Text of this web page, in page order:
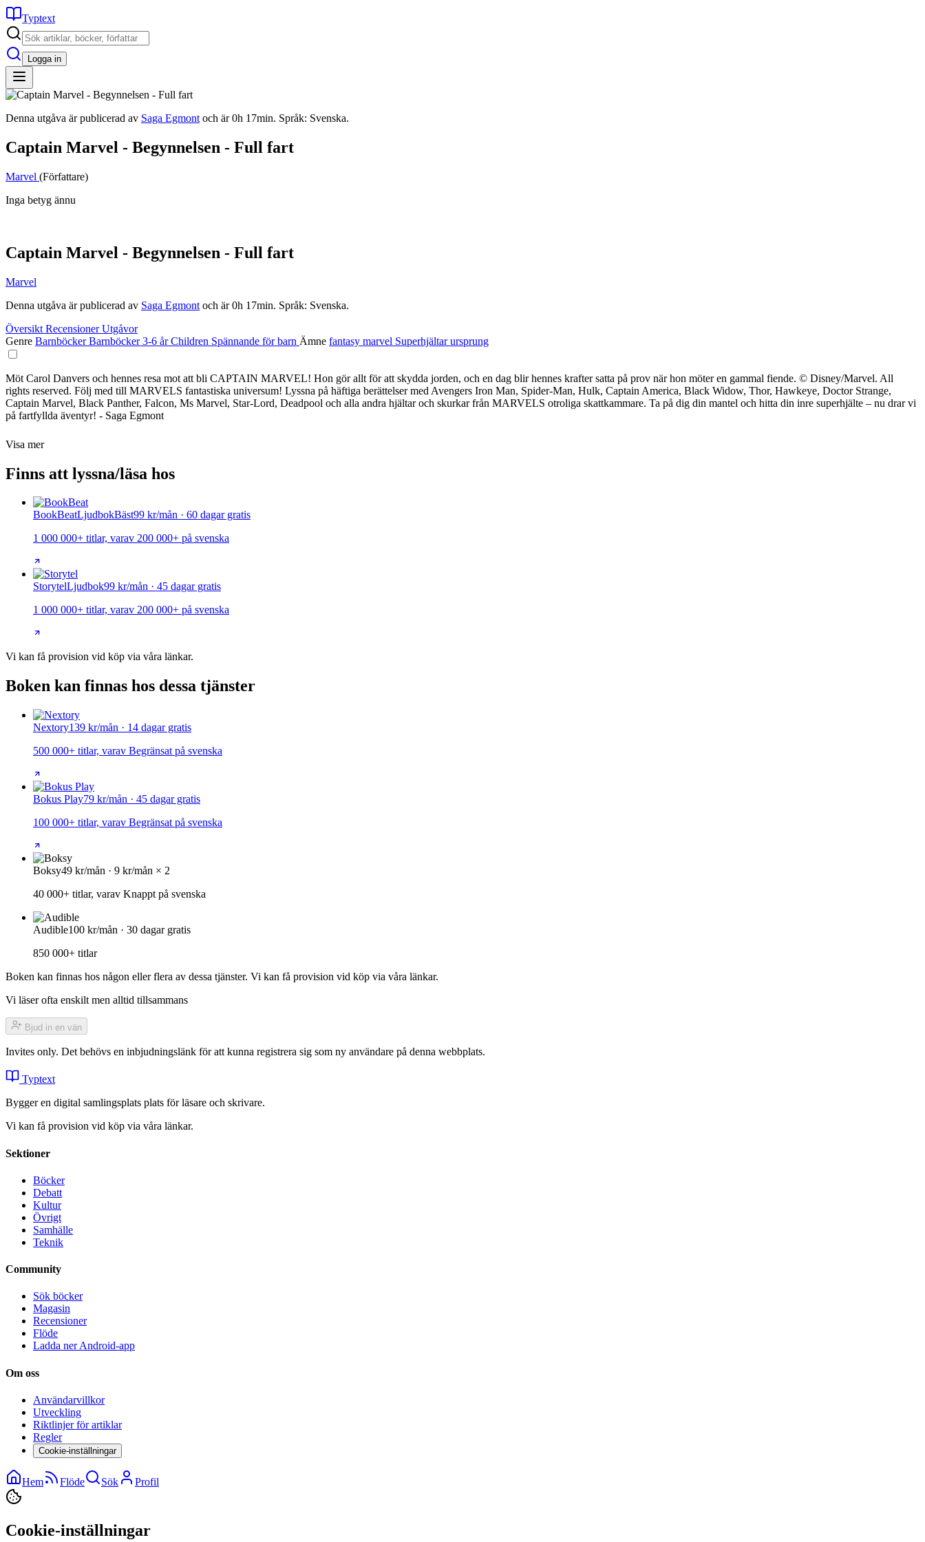
Typtext
Logga in
Denna utgåva är publicerad av Saga Egmont och är 0h 17min. Språk: Svenska.
Captain Marvel - Begynnelsen - Full fart
Marvel (Författare)
Inga betyg ännu
Captain Marvel - Begynnelsen - Full fart
Marvel
Denna utgåva är publicerad av Saga Egmont och är 0h 17min. Språk: Svenska.
Översikt RecensionerUtgåvor
Genre BarnböckerBarnböcker 3-6 årChildren Spännande för barn Ämne fantasy marvel Superhjältarursprung
Möt Carol Danvers och hennes resa mot att bli CAPTAIN MARVEL! Hon gör allt för att skydda jorden, och en dag blir hennes krafter satta på prov när hon möter en gammal fiende. © Disney/Marvel. All
rights reserved. Följ med till MARVELS fantastiska universum! Lyssna på häftiga berättelser med Avengers Iron Man, Spider-Man, Hulk, Captain America, Black Widow, Thor, Hawkeye, Doctor Strange,
Captain Marvel, Black Panther, Falcon, Ms Marvel, Star-Lord, Deadpool och alla andra hjältar och skurkar från MARVELS otroliga skattkammare. Ta på dig din mantel och hitta din inre superhjälte – nu drar vi
på fartfyllda äventyr! - Saga Egmont
Visa mer
Finns att lyssna/läsa hos
BookBeatLjudbokBäst99 kr/mån · 60 dagar gratis
1 000 000+ titlar, varav 200 000+ på svenska
StorytelLjudbok99 kr/mån · 45 dagar gratis
1 000 000+ titlar, varav 200 000+ på svenska
Vi kan få provision vid köp via våra länkar.
Boken kan finnas hos dessa tjänster
Nextory139 kr/mån · 14 dagar gratis
500 000+ titlar, varav Begränsat på svenska
Bokus Play79 kr/mån · 45 dagar gratis
100 000+ titlar, varav Begränsat på svenska
Boksy49 kr/mån · 9 kr/mån × 2
40 000+ titlar, varav Knappt på svenska
Audible100 kr/mån · 30 dagar gratis
850 000+ titlar
Boken kan finnas hos någon eller flera av dessa tjänster. Vi kan få provision vid köp via våra länkar.
Vi läser ofta enskilt men alltid tillsammans
Bjud in en vän
Invites only. Det behövs en inbjudningslänk för att kunna registrera sig som ny användare på denna webbplats.
Typtext
Bygger en digital samlingsplats plats för läsare och skrivare.
Vi kan få provision vid köp via våra länkar.
Sektioner
Böcker
Debatt
Kultur
Övrigt
Samhälle
Teknik
Community
Sök böcker
Magasin
Recensioner
Flöde
Ladda ner Android-app
Om oss
Användarvillkor
Utveckling
Riktlinjer för artiklar
Regler
Cookie-inställningar
Hem Flöde Sök Profil
Cookie-inställningar